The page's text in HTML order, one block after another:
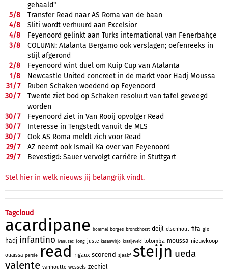
gehaald"
5/8
Transfer Read naar AS Roma van de baan
4/8
Sliti wordt verhuurd aan Excelsior
4/8
Feyenoord gelinkt aan Turks international van Fenerbahçe
3/8
COLUMN: Atalanta Bergamo ook verslagen; oefenreeks in
stijl afgerond
2/8
Feyenoord wint duel om Kuip Cup van Atalanta
1/8
Newcastle United concreet in de markt voor Hadj Moussa
31/7
Ruben Schaken woedend op Feyenoord
30/7
Twente ziet bod op Schaken resoluut van tafel geveegd
worden
30/7
Feyenoord ziet in Van Rooij opvolger Read
30/7
Interesse in Tengstedt vanuit de MLS
30/7
Ook AS Roma meldt zich voor Read
29/7
AZ neemt ook Ismail Ka over van Feyenoord
29/7 Bevestigd: Sauer vervolgt carrière in Stuttgart
Stel hier in welk nieuws jij belangrijk vindt.
Tagcloud
acardipane bommel borges bronckhorst deijl elsenhout fifa gio
hadj infantino ivanusec jong juste kasanwirjo kraaijeveld lotomba moussa nieuwkoop
ouaissa persie read rigaux scorend sjaakf steijn ueda
valente vanhoutte wessels zechiel